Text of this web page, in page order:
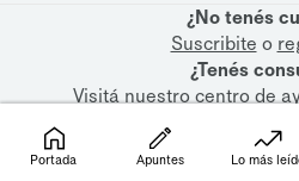
¿No tenés
Suscribite o
¿Tenés
Visitá nuestrocentro de
Portada Apuntes Lo más